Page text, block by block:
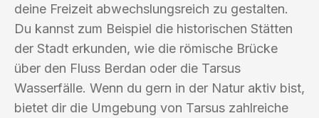
deine Freizeit abwechslungsreich zu gestalten.
Du kannst zum Beispiel die historischen Stätten
der Stadt erkunden, wie die römische Brücke
über den Fluss Berdan oder die Tarsus
Wasserfälle. Wenn du gern in der Natur aktiv bist,
bietet dir die Umgebung von Tarsus zahlreiche